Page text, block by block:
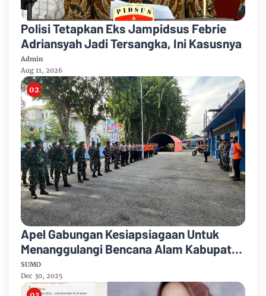
Polisi Tetapkan Eks Jampidsus Febrie
Adriansyah Jadi Tersangka, Ini Kasusnya
Admin
Aug 11, 2026
Apel Gabungan Kesiapsiagaan Untuk
Menanggulangi Bencana Alam Kabupaten
Bengkalis
SUMO
Dec 30, 2025